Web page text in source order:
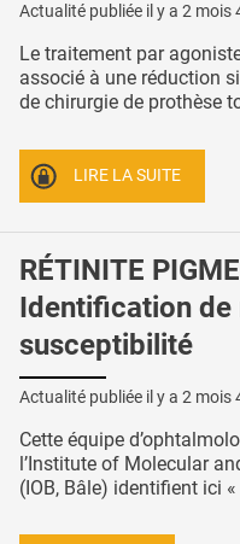
Actualité publiée il y a 2 mois
Le traitement par
associé à une réduction
de chirurgie de prothèse
LIRE LA SUITE
RÉTINITE
Identification de
susceptibilité
Actualité publiée il y a 2 mois
Cette équipe
l’Institute of Molecular
(IOB, Bâle) identifient ici